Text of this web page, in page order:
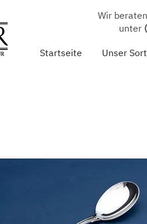
Wir
unter
Startseite Unser